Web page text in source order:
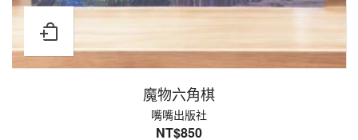
魔物六角棋
嘴嘴出版社
NT$850